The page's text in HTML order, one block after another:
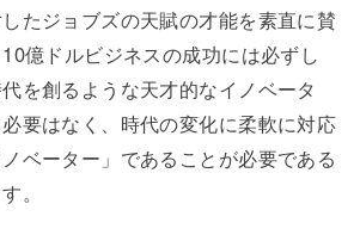
たジョブズの天賦の才能を素直に賛
億ドルビジネスの成功には必ずし
を創るような天才的なイノベータ
必要はなく、時代の変化に柔軟に対応
ベーター」であることが必要である
。